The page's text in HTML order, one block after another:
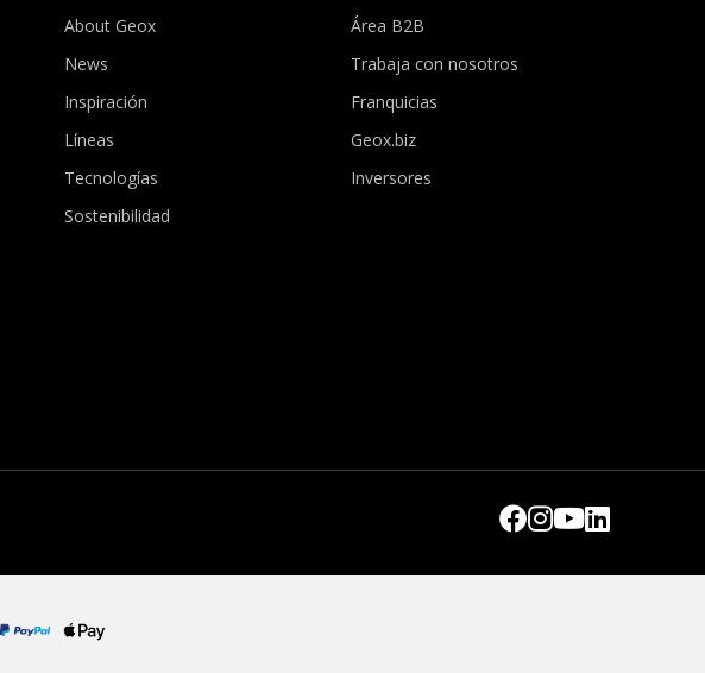
About Geox
News
Inspiración
Líneas
Tecnologías
Sostenibilidad
Área B2B
Trabaja con nosotros
Franquicias
Geox.biz
Inversores